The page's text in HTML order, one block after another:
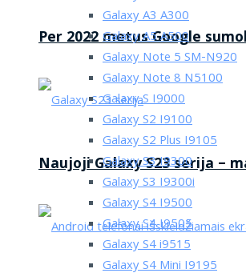
Per 2022 metus Google
Naujoji Galaxy S23 serija –
Galaxy A3 A300
Galaxy A5 A500
Galaxy Note 5 SM-N920
Galaxy Note 8 N5100
Galaxy S I9000
Galaxy S2 I9100
Galaxy S2 Plus I9105
Galaxy S3 I9300
Galaxy S3 I9300i
Galaxy S4 I9500
Galaxy S4 I9505
Galaxy S4 i9515
Galaxy S4 Mini I9195